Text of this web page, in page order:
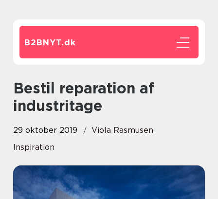
B2BNYT.dk
Bestil reparation af
industritage
29 oktober 2019
Viola Rasmusen
Inspiration